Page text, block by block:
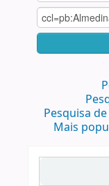
Pesquisa
Mais